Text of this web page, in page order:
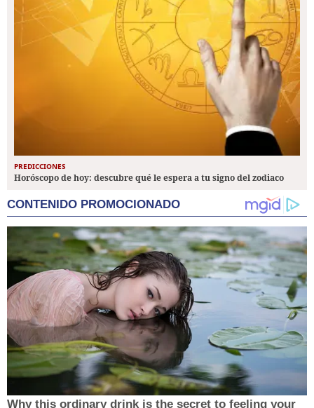
PREDICCIONES
Horóscopo de hoy: descubre qué le espera a tu signo del zodiaco
CONTENIDO PROMOCIONADO
Why this ordinary drink is the secret to feeling your